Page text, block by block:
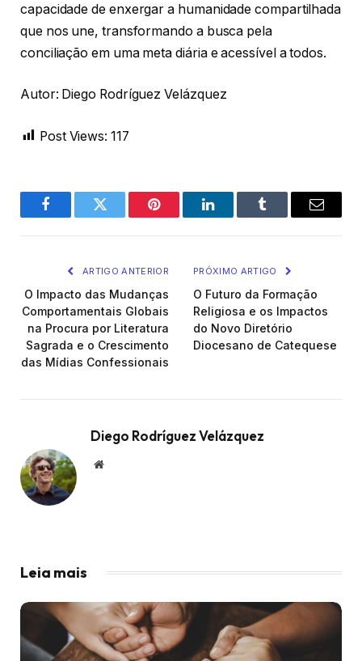
capacidade de enxergar a humanidade compartilhada
que nos une, transformando a busca pela
conciliação em uma meta diária e acessível a todos.
Autor: Diego Rodríguez Velázquez
Post Views: 117
FacebookTwitter Pinterest LinkedInTumblr Email
ARTIGO ANTERIOR
O Impacto das Mudanças
Comportamentais Globais
na Procura por Literatura
Sagrada e o Crescimento
das Mídias Confessionais
PRÓXIMO ARTIGO
O Futuro da Formação
Religiosa e os Impactos
do Novo Diretório
Diocesano de Catequese
Diego Rodríguez Velázquez
Website
Leia mais